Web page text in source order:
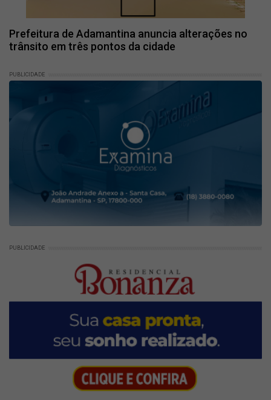
Prefeitura de Adamantina anuncia alterações no
trânsito em três pontos da cidade
PUBLICIDADE
PUBLICIDADE